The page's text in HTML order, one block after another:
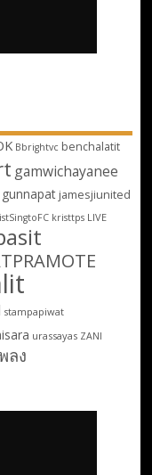
Bbrightvc benchalatit
gamwichayanee
gunnapat jamesjiunited
kristtps LIVE
stampapiwat
urassayas ZANI
ลง